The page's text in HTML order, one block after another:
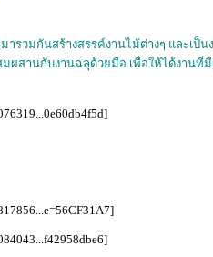
รวมกันสร้างสรรค์งานไม้ต่างๆ และ
มผสานกับงานฉลุด้วยมือ เพื่อให้ได้งา